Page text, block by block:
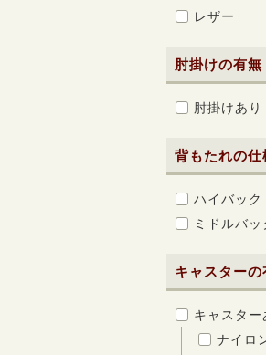
レザー
肘掛けの有無
肘掛けあり
背もたれの仕
ハイバック
ミドルバッ
キャスターの
キャスター
ナイロ